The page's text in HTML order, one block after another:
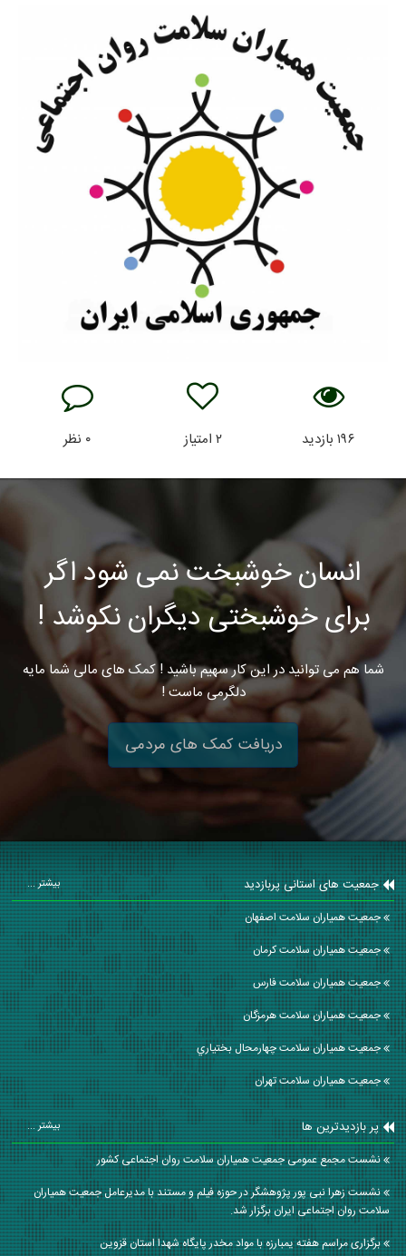
۱۹۶بازدید ۲ امتیاز ۰ نظر
انسان خوشبخت نمی شود اگر
برای خوشبختی دیگران نکوشد !
شما هم می توانید در این کار سهیم باشید ! کمک های مالی شما مایه
دلگرمی ماست !
دریافت کمک های مردمی
جمعیت های استانی پربازدید بیشتر ...
جمعیت همیاران سلامت اصفهان
جمعیت همیاران سلامت كرمان
جمعیت همیاران سلامت فارس
جمعیت همیاران سلامت هرمزگان
جمعیت همیاران سلامت چهارمحال بختياري
جمعیت همیاران سلامت تهران
پر بازدیدترین ها بیشتر ...
نشست مجمع عمومی جمعیت همیاران سلامت روان اجتماعی کشور
نشست زهرا نبی پور پژوهشگر در حوزه فیلم و مستند با مدیرعامل جمعیت همیاران
سلامت روان اجتماعی ایران برگزار شد.
برگزاری مراسم هفته یمبارزه با مواد مخدر پایگاه شهدا استان قزوین